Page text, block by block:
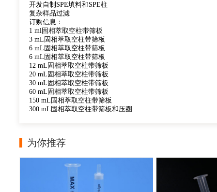
开发自制SPE填料和SPE柱
复杂样品过滤
订购信息：
1 ml固相萃取空柱带筛板
3 mL固相萃取空柱带筛板
6 mL固相萃取空柱带筛板
6 mL固相萃取空柱带筛板
12 mL固相萃取空柱带筛板
20 mL固相萃取空柱带筛板
30 mL固相萃取空柱带筛板
60 mL固相萃取空柱带筛板
150 mL固相萃取空柱带筛板
300 mL固相萃取空柱带筛板和压圈
为你推荐